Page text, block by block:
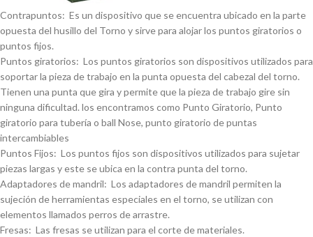
Contrapuntos: Es un dispositivo que se encuentra ubicado en la parte
opuesta del husillo del Torno y sirve para alojar los puntos giratorios o
puntos fijos.
Puntos giratorios: Los puntos giratorios son dispositivos utilizados para
soportar la pieza de trabajo en la punta opuesta del cabezal del torno.
Tienen una punta que gira y permite que la pieza de trabajo gire sin
ninguna dificultad. los encontramos como Punto Giratorio, Punto
giratorio para tuberí­a o ball Nose, punto giratorio de puntas
intercambiables
Puntos Fijos: Los puntos fijos son dispositivos utilizados para sujetar
piezas largas y este se ubica en la contra punta del torno.
Adaptadores de mandril: Los adaptadores de mandril permiten la
sujeción de herramientas especiales en el torno, se utilizan con
elementos llamados perros de arrastre.
Fresas: Las fresas se utilizan para el corte de materiales.